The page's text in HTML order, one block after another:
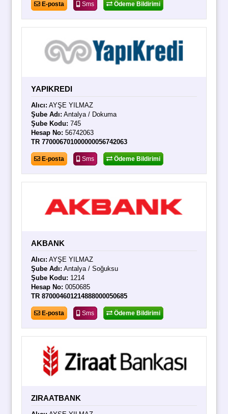
E-posta Sms Ödeme Bildirimi
YAPIKREDI
Alıcı: AYŞE YILMAZ
Şube Adı: Antalya / Dokuma
Şube Kodu: 745
Hesap No: 56742063
TR 770006701000000056742063
E-posta Sms Ödeme Bildirimi
AKBANK
Alıcı: AYŞE YILMAZ
Şube Adı: Antalya / Soğuksu
Şube Kodu: 1214
Hesap No: 0050685
TR 870004601214888000050685
E-posta Sms Ödeme Bildirimi
ZIRAATBANK